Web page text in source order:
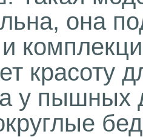
она
и
красоту
у пышных